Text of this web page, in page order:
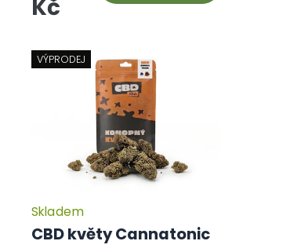
Kč
Průměrné
hodnocení
produktu
VÝPRODEJ
CBD květy Cannatonic
Skladem